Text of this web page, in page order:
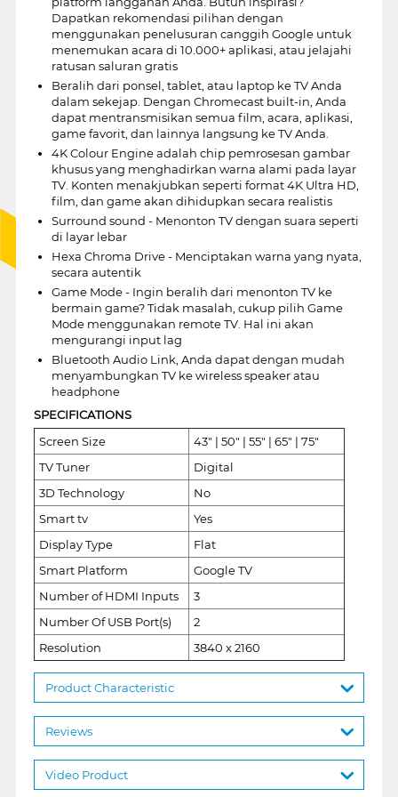
Dapatkan rekomendasi pilihan dengan
menggunakan penelusuran canggih Google untuk
menemukan acara di 10.000+ aplikasi, atau jelajahi
ratusan saluran gratis
Beralih dari ponsel, tablet, atau laptop ke TV Anda
dalam sekejap. Dengan Chromecast built-in, Anda
dapat mentransmisikan semua film, acara, aplikasi,
game favorit, dan lainnya langsung ke TV Anda.
4K Colour Engine adalah chip pemrosesan gambar
khusus yang menghadirkan warna alami pada layar
TV. Konten menakjubkan seperti format 4K Ultra HD,
film, dan game akan dihidupkan secara realistis
Surround sound - Menonton TV dengan suara seperti
di layar lebar
Hexa Chroma Drive - Menciptakan warna yang nyata,
secara autentik
Game Mode - Ingin beralih dari menonton TV ke
bermain game? Tidak masalah, cukup pilih Game
Mode menggunakan remote TV. Hal ini akan
mengurangi input lag
Bluetooth Audio Link, Anda dapat dengan mudah
menyambungkan TV ke wireless speaker atau
headphone
SPECIFICATIONS
Screen Size
43" | 50" | 55" | 65" | 75"
TV Tuner
Digital
3D Technology
No
Smart tv
Yes
Display Type
Flat
Smart Platform
Google TV
Number of HDMI Inputs
3
Number Of USB Port(s)
2
Resolution
3840 x 2160
Product Characteristic
Reviews
Video Product